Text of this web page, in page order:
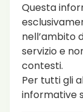
Questa
nell’ambito
servizio e
contesti.
Per tutti gli
informative